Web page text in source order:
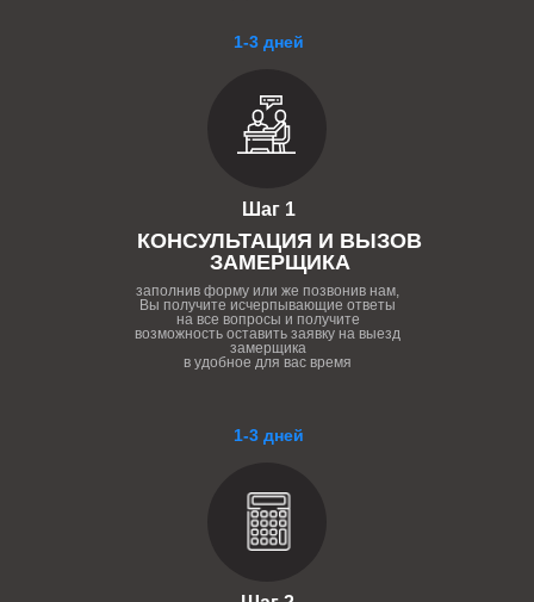
1-3 дней
1-3 дней
Шаг 1
КОНСУЛЬТАЦИЯ И ВЫЗОВ
ЗАМЕРЩИКА
заполнив форму или же позвонив нам,
Вы получите исчерпывающие ответы
на все вопросы и получите
возможность оставить заявку на выезд
замерщика
в удобное для вас время